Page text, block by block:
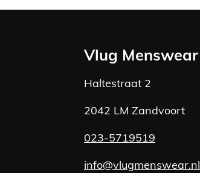
Vlug Menswear
Haltestraat 2
2042 LM Zandvoort
023-5719519
info@vlugmenswear.nl